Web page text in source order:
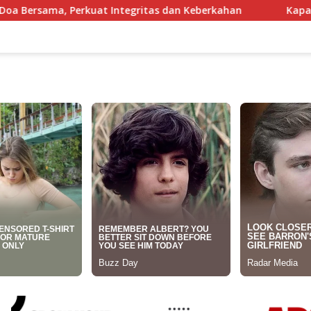
dan Keberkahan Kapal Nelayan Karangsong